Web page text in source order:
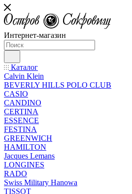
Интернет-магазин
Каталог
Calvin Klein
BEVERLY HILLS POLO CLUB
CASIO
CANDINO
CERTINA
ESSENCE
FESTINA
GREENWICH
HAMILTON
Jacques Lemans
LONGINES
RADO
Swiss Military Hanowa
TISSOT